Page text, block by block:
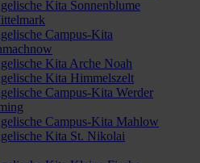
Kita Sonnenblume
Campus-Kita
Kita Arche Noah
Kita Himmelszelt
Campus-Kita Werder
Campus-Kita Mahlow
Kita St. Nikolai